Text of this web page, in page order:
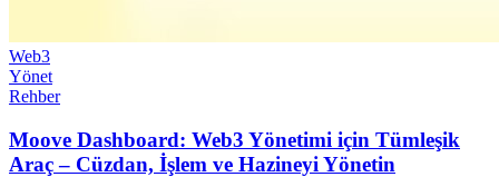
Web3
Yönet
Rehber
Moove Dashboard: Web3 Yönetimi için Tümleşik
Araç – Cüzdan, İşlem ve Hazineyi Yönetin